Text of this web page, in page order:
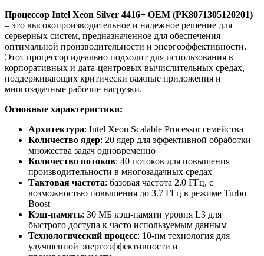
Процессор Intel Xeon Silver 4416+ OEM (PK8071305120201)
– это высокопроизводительное и надежное решение для
серверных систем, предназначенное для обеспечения
оптимальной производительности и энергоэффективности.
Этот процессор идеально подходит для использования в
корпоративных и дата-центровых вычислительных средах,
поддерживающих критически важные приложения и
многозадачные рабочие нагрузки.
Основные характеристики:
Архитектура: Intel Xeon Scalable Processor семейства
Количество ядер: 20 ядер для эффективной обработки
множества задач одновременно
Количество потоков: 40 потоков для повышения
производительности в многозадачных средах
Тактовая частота: базовая частота 2.0 ГГц, с
возможностью повышения до 3.7 ГГц в режиме Turbo
Boost
Кэш-память: 30 МБ кэш-памяти уровня L3 для
быстрого доступа к часто используемым данным
Технологический процесс: 10-нм технология для
улучшенной энергоэффективности и